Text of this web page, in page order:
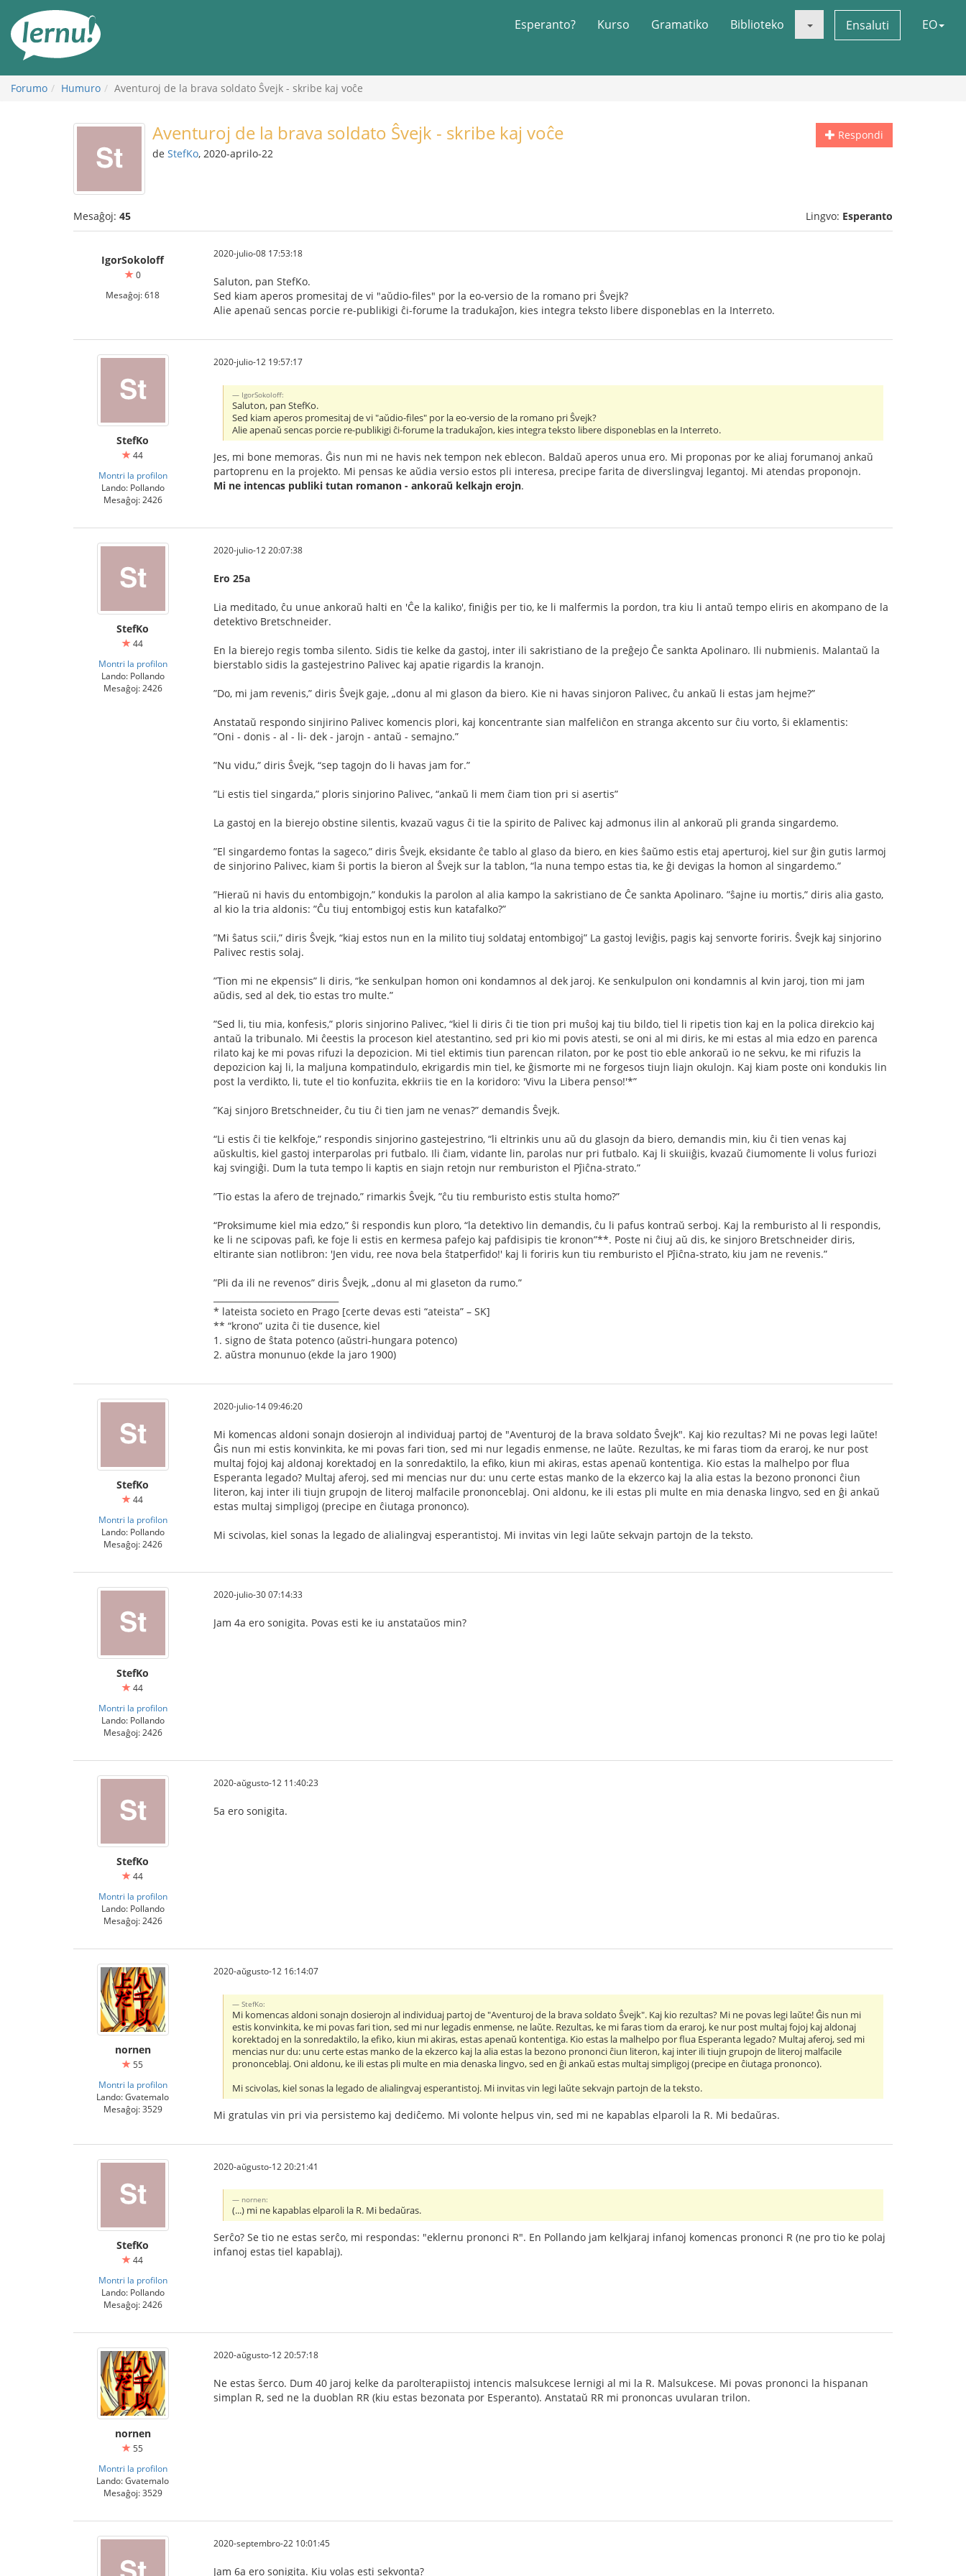
enhavo
Esperanto? Kurso Gramatiko Biblioteko Ensaluti EO
Forumo Humuro Aventuroj de la brava soldato Ŝvejk - skribe kaj voĉe
Respondi
Aventuroj de la brava soldato Ŝvejk - skribe kaj voĉe
de StefKo, 2020-aprilo-22
Mesaĝoj: 45 Lingvo: Esperanto
IgorSokoloff
0
Mesaĝoj: 618
2020-julio-08 17:53:18
Saluton, pan StefKo.
Sed kiam aperos promesitaj de vi "aŭdio-files" por la eo-versio de la romano pri Ŝvejk?
Alie apenaŭ sencas porcie re-publikigi ĉi-forume la tradukaĵon, kies integra teksto libere disponeblas en la Interreto.
StefKo
44
Montri la profilon
Lando: Pollando
Mesaĝoj: 2426
2020-julio-12 19:57:17
IgorSokoloff:
Saluton, pan StefKo.
Sed kiam aperos promesitaj de vi "aŭdio-files" por la eo-versio de la romano pri Ŝvejk?
Alie apenaŭ sencas porcie re-publikigi ĉi-forume la tradukaĵon, kies integra teksto libere disponeblas en la Interreto.
Jes, mi bone memoras. Ĝis nun mi ne havis nek tempon nek eblecon. Baldaŭ aperos unua ero. Mi proponas por ke aliaj forumanoj ankaŭ
partoprenu en la projekto. Mi pensas ke aŭdia versio estos pli interesa, precipe farita de diverslingvaj legantoj. Mi atendas proponojn.
Mi ne intencas publiki tutan romanon - ankoraŭ kelkajn erojn.
StefKo
44
Montri la profilon
Lando: Pollando
Mesaĝoj: 2426
2020-julio-12 20:07:38
Ero 25a
Lia meditado, ĉu unue ankoraŭ halti en 'Ĉe la kaliko', ﬁniĝis per tio, ke li malfermis la pordon, tra kiu li antaŭ tempo eliris en akompano de la
detektivo Bretschneider.
En la bierejo regis tomba silento. Sidis tie kelke da gastoj, inter ili sakristiano de la preĝejo Ĉe sankta Apolinaro. Ili nubmienis. Malantaŭ la
bierstablo sidis la gastejestrino Palivec kaj apatie rigardis la kranojn.
”Do, mi jam revenis,” diris Ŝvejk gaje, „donu al mi glason da biero. Kie ni havas sinjoron Palivec, ĉu ankaŭ li estas jam hejme?”
Anstataŭ respondo sinjirino Palivec komencis plori, kaj koncentrante sian malfeliĉon en stranga akcento sur ĉiu vorto, ŝi eklamentis:
”Oni - donis - al - li- dek - jarojn - antaŭ - semajno.”
”Nu vidu,” diris Ŝvejk, “sep tagojn do li havas jam for.”
”Li estis tiel singarda,” ploris sinjorino Palivec, “ankaŭ li mem ĉiam tion pri si asertis”
La gastoj en la bierejo obstine silentis, kvazaŭ vagus ĉi tie la spirito de Palivec kaj admonus ilin al ankoraŭ pli granda singardemo.
”El singardemo fontas la sageco,” diris Ŝvejk, eksidante ĉe tablo al glaso da biero, en kies ŝaŭmo estis etaj aperturoj, kiel sur ĝin gutis larmoj
de sinjorino Palivec, kiam ŝi portis la bieron al Ŝvejk sur la tablon, “la nuna tempo estas tia, ke ĝi devigas la homon al singardemo.”
”Hieraŭ ni havis du entombigojn,” kondukis la parolon al alia kampo la sakristiano de Ĉe sankta Apolinaro. ”ŝajne iu mortis,” diris alia gasto,
al kio la tria aldonis: ”Ĉu tiuj entombigoj estis kun katafalko?”
”Mi ŝatus scii,” diris Ŝvejk, “kiaj estos nun en la milito tiuj soldataj entombigoj” La gastoj leviĝis, pagis kaj senvorte foriris. Ŝvejk kaj sinjorino
Palivec restis solaj.
”Tion mi ne ekpensis” li diris, “ke senkulpan homon oni kondamnos al dek jaroj. Ke senkulpulon oni kondamnis al kvin jaroj, tion mi jam
aŭdis, sed al dek, tio estas tro multe.”
”Sed li, tiu mia, konfesis,” ploris sinjorino Palivec, “kiel li diris ĉi tie tion pri muŝoj kaj tiu bildo, tiel li ripetis tion kaj en la polica direkcio kaj
antaŭ la tribunalo. Mi ĉeestis la proceson kiel atestantino, sed pri kio mi povis atesti, se oni al mi diris, ke mi estas al mia edzo en parenca
rilato kaj ke mi povas rifuzi la depozicion. Mi tiel ektimis tiun parencan rilaton, por ke post tio eble ankoraŭ io ne sekvu, ke mi rifuzis la
depozicion kaj li, la maljuna kompatindulo, ekrigardis min tiel, ke ĝismorte mi ne forgesos tiujn liajn okulojn. Kaj kiam poste oni kondukis lin
post la verdikto, li, tute el tio konfuzita, ekkriis tie en la koridoro: 'Vivu la Libera penso!'*”
”Kaj sinjoro Bretschneider, ĉu tiu ĉi tien jam ne venas?” demandis Ŝvejk.
“Li estis ĉi tie kelkfoje,” respondis sinjorino gastejestrino, “li eltrinkis unu aŭ du glasojn da biero, demandis min, kiu ĉi tien venas kaj
aŭskultis, kiel gastoj interparolas pri futbalo. Ili ĉiam, vidante lin, parolas nur pri futbalo. Kaj li skuiiĝis, kvazaŭ ĉiumomente li volus furiozi
kaj svingiĝi. Dum la tuta tempo li kaptis en siajn retojn nur remburiston el Pĵiĉna-strato.”
”Tio estas la afero de trejnado,” rimarkis Ŝvejk, ”ĉu tiu remburisto estis stulta homo?”
“Proksimume kiel mia edzo,” ŝi respondis kun ploro, “la detektivo lin demandis, ĉu li pafus kontraŭ serboj. Kaj la remburisto al li respondis,
ke li ne scipovas paﬁ, ke foje li estis en kermesa pafejo kaj pafdisipis tie kronon”**. Poste ni ĉiuj aŭ dis, ke sinjoro Bretschneider diris,
eltirante sian notlibron: 'Jen vidu, ree nova bela ŝtatperﬁdo!' kaj li foriris kun tiu remburisto el Pĵiĉna-strato, kiu jam ne revenis.”
”Pli da ili ne revenos” diris Ŝvejk, „donu al mi glaseton da rumo.”
* lateista societo en Prago [certe devas esti “ateista” – SK]
** “krono” uzita ĉi tie dusence, kiel
1. signo de ŝtata potenco (aŭstri-hungara potenco)
2. aŭstra monunuo (ekde la jaro 1900)
StefKo
44
Montri la profilon
Lando: Pollando
Mesaĝoj: 2426
2020-julio-14 09:46:20
Mi komencas aldoni sonajn dosierojn al individuaj partoj de "Aventuroj de la brava soldato Ŝvejk". Kaj kio rezultas? Mi ne povas legi laŭte!
Ĝis nun mi estis konvinkita, ke mi povas fari tion, sed mi nur legadis enmense, ne laŭte. Rezultas, ke mi faras tiom da eraroj, ke nur post
multaj fojoj kaj aldonaj korektadoj en la sonredaktilo, la efiko, kiun mi akiras, estas apenaŭ kontentiga. Kio estas la malhelpo por flua
Esperanta legado? Multaj aferoj, sed mi mencias nur du: unu certe estas manko de la ekzerco kaj la alia estas la bezono prononci ĉiun
literon, kaj inter ili tiujn grupojn de literoj malfacile prononceblaj. Oni aldonu, ke ili estas pli multe en mia denaska lingvo, sed en ĝi ankaŭ
estas multaj simpligoj (precipe en ĉiutaga prononco).
Mi scivolas, kiel sonas la legado de alialingvaj esperantistoj. Mi invitas vin legi laŭte sekvajn partojn de la teksto.
StefKo
44
Montri la profilon
Lando: Pollando
Mesaĝoj: 2426
2020-julio-30 07:14:33
Jam 4a ero sonigita. Povas esti ke iu anstataŭos min?
StefKo
44
Montri la profilon
Lando: Pollando
Mesaĝoj: 2426
2020-aŭgusto-12 11:40:23
5a ero sonigita.
nornen
55
Montri la profilon
Lando: Gvatemalo
Mesaĝoj: 3529
2020-aŭgusto-12 16:14:07
StefKo:
Mi komencas aldoni sonajn dosierojn al individuaj partoj de "Aventuroj de la brava soldato Ŝvejk". Kaj kio rezultas? Mi ne povas legi laŭte! Ĝis nun mi
estis konvinkita, ke mi povas fari tion, sed mi nur legadis enmense, ne laŭte. Rezultas, ke mi faras tiom da eraroj, ke nur post multaj fojoj kaj aldonaj
korektadoj en la sonredaktilo, la efiko, kiun mi akiras, estas apenaŭ kontentiga. Kio estas la malhelpo por flua Esperanta legado? Multaj aferoj, sed mi
mencias nur du: unu certe estas manko de la ekzerco kaj la alia estas la bezono prononci ĉiun literon, kaj inter ili tiujn grupojn de literoj malfacile
prononceblaj. Oni aldonu, ke ili estas pli multe en mia denaska lingvo, sed en ĝi ankaŭ estas multaj simpligoj (precipe en ĉiutaga prononco).
Mi scivolas, kiel sonas la legado de alialingvaj esperantistoj. Mi invitas vin legi laŭte sekvajn partojn de la teksto.
Mi gratulas vin pri via persistemo kaj dediĉemo. Mi volonte helpus vin, sed mi ne kapablas elparoli la R. Mi bedaŭras.
StefKo
44
Montri la profilon
Lando: Pollando
Mesaĝoj: 2426
2020-aŭgusto-12 20:21:41
nornen:
(...) mi ne kapablas elparoli la R. Mi bedaŭras.
Serĉo? Se tio ne estas serĉo, mi respondas: "eklernu prononci R". En Pollando jam kelkjaraj infanoj komencas prononci R (ne pro tio ke polaj
infanoj estas tiel kapablaj).
nornen
55
Montri la profilon
Lando: Gvatemalo
Mesaĝoj: 3529
2020-aŭgusto-12 20:57:18
Ne estas šerco. Dum 40 jaroj kelke da parolterapiistoj intencis malsukcese lernigi al mi la R. Malsukcese. Mi povas prononci la hispanan
simplan R, sed ne la duoblan RR (kiu estas bezonata por Esperanto). Anstataŭ RR mi prononcas uvularan trilon.
2020-septembro-22 10:01:45
Jam 6a ero sonigita. Kiu volas esti sekvonta?